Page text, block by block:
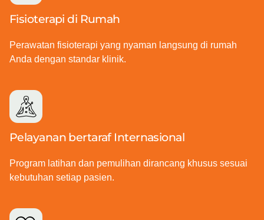
Fisioterapi di Rumah
Perawatan fisioterapi yang nyaman langsung di rumah
Anda dengan standar klinik.
Pelayanan bertaraf Internasional
Program latihan dan pemulihan dirancang khusus sesuai
kebutuhan setiap pasien.